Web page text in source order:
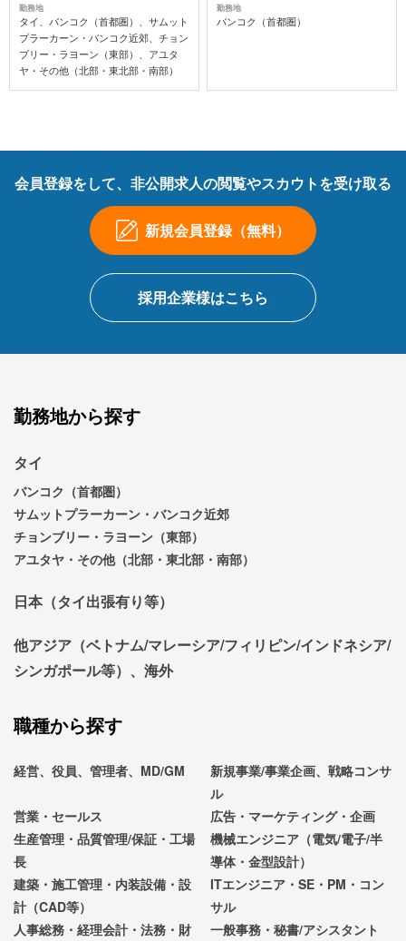
勤務地
タイ、バンコク（首都圏）、サムット
プラーカーン・バンコク近郊、チョン
ブリー・ラヨーン（東部）、アユタ
ヤ・その他（北部・東北部・南部）
勤務地
バンコク（首都圏）
会員登録をして、非公開求人の閲覧やスカウトを受け取る
新規会員登録（無料）
採用企業様はこちら
勤務地から探す
タイ
バンコク（首都圏）
サムットプラーカーン・バンコク近郊
チョンブリー・ラヨーン（東部）
アユタヤ・その他（北部・東北部・南部）
日本（タイ出張有り等）
他アジア（ベトナム/マレーシア/フィリピン/インドネシア/
シンガポール等）、海外
職種から探す
経営、役員、管理者、MD/GM
新規事業/事業企画、戦略コンサ
ル
営業・セールス
広告・マーケティング・企画
生産管理・品質管理/保証・工場
長
機械エンジニア（電気/電子/半
導体・金型設計）
建築・施工管理・内装設備・設
計（CAD等）
ITエンジニア・SE・PM・コン
サル
人事総務・経理会計・法務・財
一般事務・秘書/アシスタント